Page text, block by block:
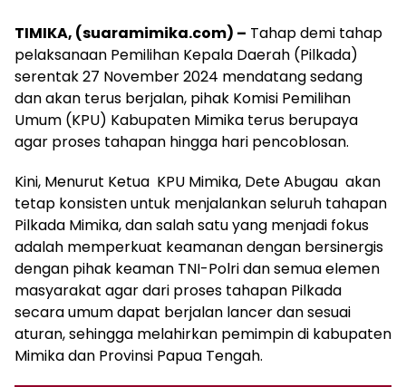
TIMIKA, (suaramimika.com) – Tahap demi tahap
pelaksanaan Pemilihan Kepala Daerah (Pilkada)
serentak 27 November 2024 mendatang sedang
dan akan terus berjalan, pihak Komisi Pemilihan
Umum (KPU) Kabupaten Mimika terus berupaya
agar proses tahapan hingga hari pencoblosan.
Kini, Menurut Ketua KPU Mimika, Dete Abugau akan
tetap konsisten untuk menjalankan seluruh tahapan
Pilkada Mimika, dan salah satu yang menjadi fokus
adalah memperkuat keamanan dengan bersinergis
dengan pihak keaman TNI-Polri dan semua elemen
masyarakat agar dari proses tahapan Pilkada
secara umum dapat berjalan lancer dan sesuai
aturan, sehingga melahirkan pemimpin di kabupaten
Mimika dan Provinsi Papua Tengah.